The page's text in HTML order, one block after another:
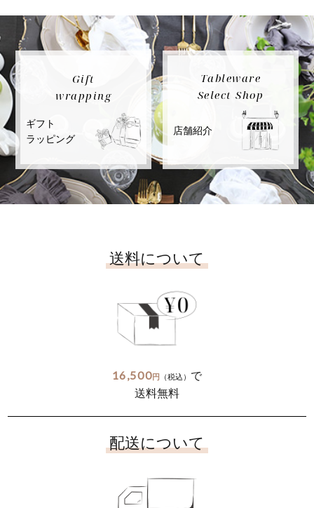
Gift
wrapping
ギフト
ラッピング
Tableware
Select Shop
店舗紹介
送料について
16,500円 （税込） で
送料無料
配送について